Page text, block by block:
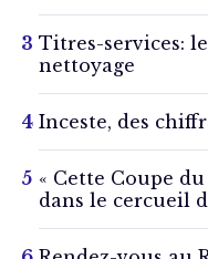
Titres-services:
nettoyage
Inceste, des
« Cette Coupe
dans le cercueil